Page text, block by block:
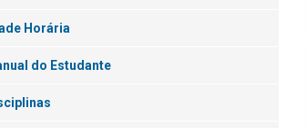
Horária
do Estudante